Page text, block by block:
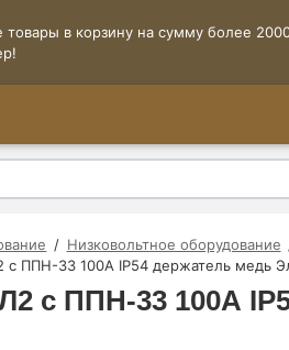
товары в корзину на сумму более
Низковольтное оборудование
ППН-33 100А IP54 держатель медь
с ППН-33 100А